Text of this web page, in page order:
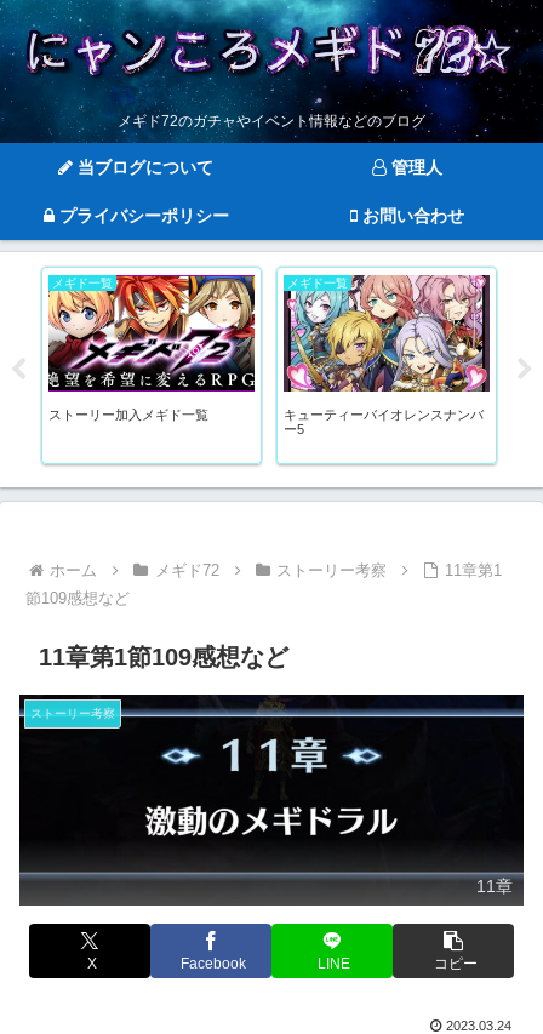
メギド72のガチャやイベント情報などのブログ
当ブログについて 管理人
プライバシーポリシー お問い合わせ
メギド一覧
ストーリー加入メギド一覧
メギド一覧
キューティーバイオレンスナンバ
ー5
ホーム メギド72 ストーリー考察
11章第1
節109感想など
11章第1節109感想など
ストーリー考察
11章
X Facebook LINE コピー
2023.03.24